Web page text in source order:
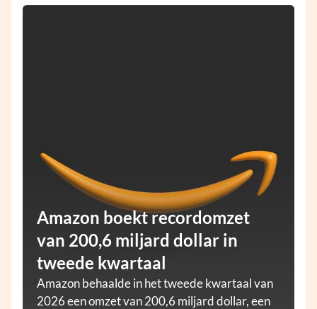
Amazon boekt recordomzet
van 200,6 miljard dollar in
tweede kwartaal
Amazon behaalde in het tweede kwartaal van
2026 een omzet van 200,6 miljard dollar, een